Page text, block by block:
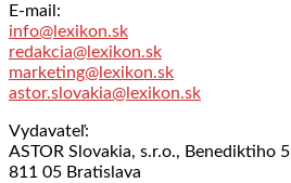
E-mail:
info@lexikon.sk
redakcia@lexikon.sk
marketing@lexikon.sk
astor.slovakia@lexikon.sk
Vydavateľ:
ASTOR Slovakia, s.r.o., Benediktiho 5
811 05 Bratislava